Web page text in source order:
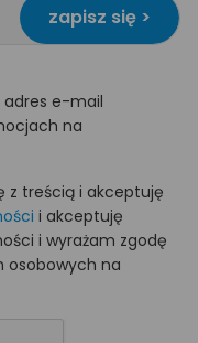
zapisz się >
adres e-mail
na
z treścią i akceptuję
i akceptuję
i wyrażam zgodę
osobowych na